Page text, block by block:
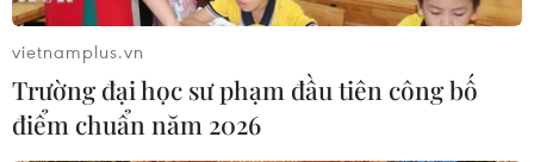
vietnamplus.vn
Trường đại học sư phạm đầu tiên công bố
điểm chuẩn năm 2026